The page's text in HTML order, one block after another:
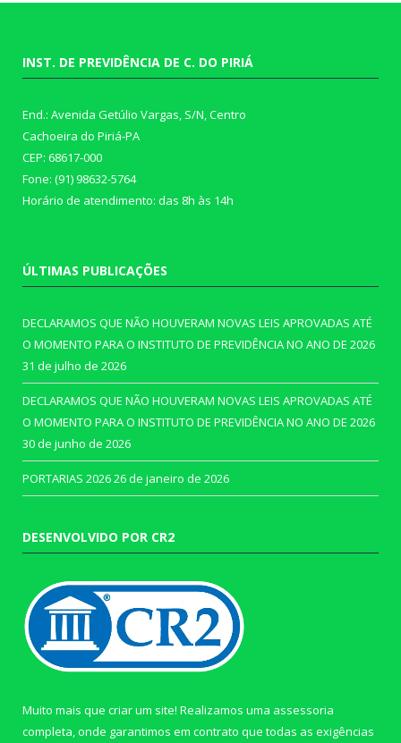
INST. DE PREVIDÊNCIA DE C. DO PIRIÁ
End.: Avenida Getúlio Vargas, S/N, Centro
Cachoeira do Piriá-PA
CEP: 68617-000
Fone: (91) 98632-5764
Horário de atendimento: das 8h às 14h
ÚLTIMAS PUBLICAÇÕES
DECLARAMOS QUE NÃO HOUVERAM NOVAS LEIS APROVADAS ATÉ
O MOMENTO PARA O INSTITUTO DE PREVIDÊNCIA NO ANO DE 2026
31 de julho de 2026
DECLARAMOS QUE NÃO HOUVERAM NOVAS LEIS APROVADAS ATÉ
O MOMENTO PARA O INSTITUTO DE PREVIDÊNCIA NO ANO DE 2026
30 de junho de 2026
PORTARIAS 202626 de janeiro de 2026
DESENVOLVIDO POR CR2
Muito mais que criar um site! Realizamos uma assessoria
completa, onde garantimos em contrato que todas as exigências